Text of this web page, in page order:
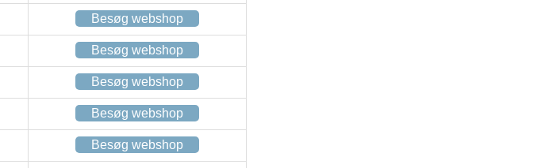
Besøg webshop
Besøg webshop
Besøg webshop
Besøg webshop
Besøg webshop